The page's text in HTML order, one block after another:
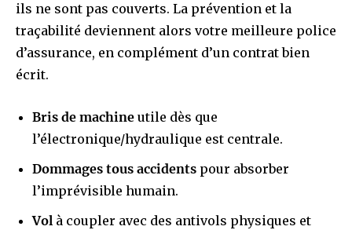
ils ne sont pas couverts. La prévention et la
traçabilité deviennent alors votre meilleure police
d’assurance, en complément d’un contrat bien
écrit.
Bris de machine utile dès que
l’électronique/hydraulique est centrale.
Dommages tous accidents pour absorber
l’imprévisible humain.
Vol à coupler avec des antivols physiques et